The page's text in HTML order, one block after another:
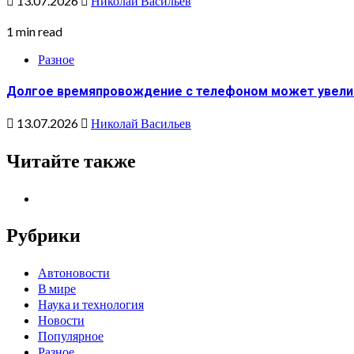
1 min read
Разное
Долгое времяпровождение с телефоном может
13.07.2026 Николай Васильев
Читайте также
Рубрики
Автоновости
В мире
Наука и технология
Новости
Популярное